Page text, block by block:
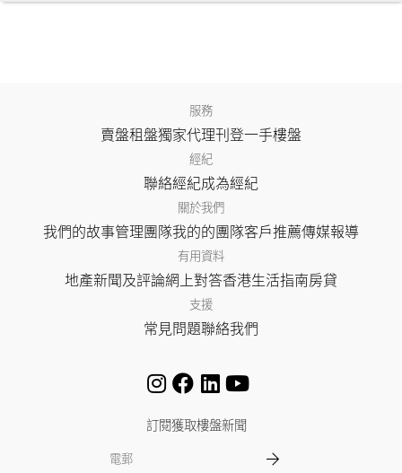
服務
賣盤租盤獨家代理刊登一手樓盤
經紀
聯絡經紀成為經紀
關於我們
我們的故事管理團隊我的的團隊客戶推薦傳媒報導
有用資料
地產新聞及評論網上對答香港生活指南房貸
支援
常見問題聯絡我們
訂閱獲取樓盤新聞